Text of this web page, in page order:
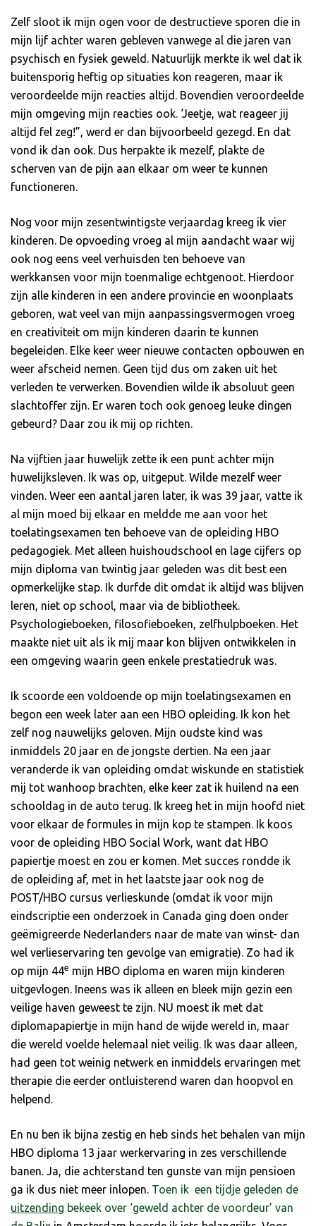
Zelf sloot ik mijn ogen voor de destructieve sporen die in
mijn lijf achter waren gebleven vanwege al die jaren van
psychisch en fysiek geweld. Natuurlijk merkte ik wel dat ik
buitensporig heftig op situaties kon reageren, maar ik
veroordeelde mijn reacties altijd. Bovendien veroordeelde
mijn omgeving mijn reacties ook. ‘Jeetje, wat reageer jij
altijd fel zeg!”, werd er dan bijvoorbeeld gezegd. En dat
vond ik dan ook. Dus herpakte ik mezelf, plakte de
scherven van de pijn aan elkaar om weer te kunnen
functioneren.
Nog voor mijn zesentwintigste verjaardag kreeg ik vier
kinderen. De opvoeding vroeg al mijn aandacht waar wij
ook nog eens veel verhuisden ten behoeve van
werkkansen voor mijn toenmalige echtgenoot. Hierdoor
zijn alle kinderen in een andere provincie en woonplaats
geboren, wat veel van mijn aanpassingsvermogen vroeg
en creativiteit om mijn kinderen daarin te kunnen
begeleiden. Elke keer weer nieuwe contacten opbouwen en
weer afscheid nemen. Geen tijd dus om zaken uit het
verleden te verwerken. Bovendien wilde ik absoluut geen
slachtoffer zijn. Er waren toch ook genoeg leuke dingen
gebeurd? Daar zou ik mij op richten.
Na vijftien jaar huwelijk zette ik een punt achter mijn
huwelijksleven. Ik was op, uitgeput. Wilde mezelf weer
vinden. Weer een aantal jaren later, ik was 39 jaar, vatte ik
al mijn moed bij elkaar en meldde me aan voor het
toelatingsexamen ten behoeve van de opleiding HBO
pedagogiek. Met alleen huishoudschool en lage cijfers op
mijn diploma van twintig jaar geleden was dit best een
opmerkelijke stap. Ik durfde dit omdat ik altijd was blijven
leren, niet op school, maar via de bibliotheek.
Psychologieboeken, filosofieboeken, zelfhulpboeken. Het
maakte niet uit als ik mij maar kon blijven ontwikkelen in
een omgeving waarin geen enkele prestatiedruk was.
Ik scoorde een voldoende op mijn toelatingsexamen en
begon een week later aan een HBO opleiding. Ik kon het
zelf nog nauwelijks geloven. Mijn oudste kind was
inmiddels 20 jaar en de jongste dertien. Na een jaar
veranderde ik van opleiding omdat wiskunde en statistiek
mij tot wanhoop brachten, elke keer zat ik huilend na een
schooldag in de auto terug. Ik kreeg het in mijn hoofd niet
voor elkaar de formules in mijn kop te stampen. Ik koos
voor de opleiding HBO Social Work, want dat HBO
papiertje moest en zou er komen. Met succes rondde ik
de opleiding af, met in het laatste jaar ook nog de
POST/HBO cursus verlieskunde (omdat ik voor mijn
eindscriptie een onderzoek in Canada ging doen onder
geëmigreerde Nederlanders naar de mate van winst- dan
wel verlieservaring ten gevolge van emigratie). Zo had ik
op mijn 44e mijn HBO diploma en waren mijn kinderen
uitgevlogen. Ineens was ik alleen en bleek mijn gezin een
veilige haven geweest te zijn. NU moest ik met dat
diplomapapiertje in mijn hand de wijde wereld in, maar
die wereld voelde helemaal niet veilig. Ik was daar alleen,
had geen tot weinig netwerk en inmiddels ervaringen met
therapie die eerder ontluisterend waren dan hoopvol en
helpend.
En nu ben ik bijna zestig en heb sinds het behalen van mijn
HBO diploma 13 jaar werkervaring in zes verschillende
banen. Ja, die achterstand ten gunste van mijn pensioen
ga ik dus niet meer inlopen. Toen ik een tijdje geleden de
uitzending bekeek over ‘geweld achter de voordeur’ van